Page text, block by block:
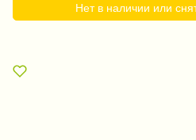
Нет в наличии или